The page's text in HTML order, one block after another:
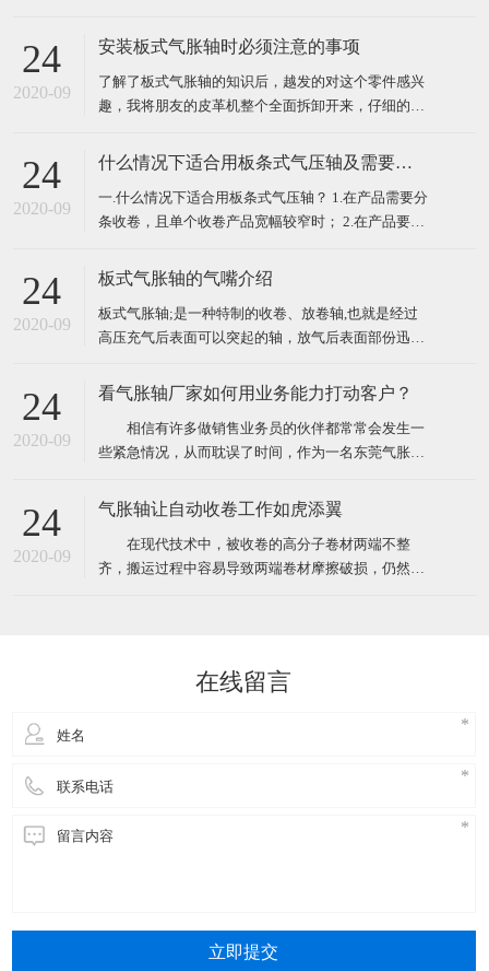
胀轴、气压轴、膨胀轴、胀气轴、气胀辊、充气轴、
需用户自备气源，空气压力控制在 6-8kg 范围内，需
锁
24
2020-09
安装板式气胀轴时必须注意的事项
了解了板式气胀轴的知识后，越发的对这个零件感兴
趣，我将朋友的皮革机整个全面拆卸开来，仔细的观
个时候发现怎么安装都安装不上，于是又开始拿起说
注意事项，我们来一起了解一下！ ​ 一、了解板式气
胀轴装
24
2020-09
什么情况下适合用板条式气压轴及需要注意的问题
一.什么情况下适合用板条式气压轴？ 1.在产品需要分
条收卷，且单个收卷产品宽幅较窄时； 2.在产品要求
筒壁厚较薄或质量不佳易变形时。 ​ 二.在用使板条式
压持续充足；
24
2020-09
板式气胀轴的气嘴介绍
板式气胀轴;是一种特制的收卷、放卷轴,也就是经过
高压充气后表面可以突起的轴，放气后表面部份迅速
呢，下面将具体讲解。 简单来讲，气嘴就是板式气胀
充气及放气的功能，因为板式气胀轴在工作过程中需
要经常需要
24
2020-09
看气胀轴厂家如何用业务能力打动客户？
相信有许多做销售业务员的伙伴都常常会发生一
些紧急情况，从而耽误了时间，作为一名东莞气胀轴
形象，不管遇到什么样的突发状况，都要学会管理时
是一家日本公司在中国办事处的销售助理，有一天她
接到了来自总公
24
2020-09
气胀轴让自动收卷工作如虎添翼
在现代技术中，被收卷的高分子卷材两端不整
齐，搬运过程中容易导致两端卷材摩擦破损，仍然是
进行工作。本实用新型提供了
在线留言
立即提交